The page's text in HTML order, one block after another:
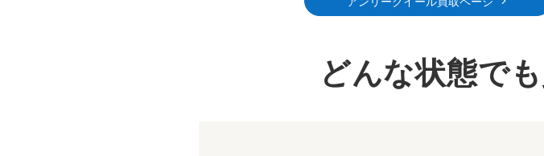
どんな状態で